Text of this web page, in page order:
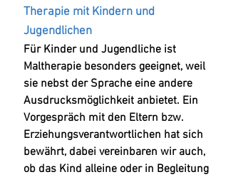
Therapie mit Kindern und
Jugendlichen
Für Kinder und Jugendliche ist
Maltherapie besonders geeignet, weil
sie nebst der Sprache eine andere
Ausdrucksmöglichkeit anbietet. Ein
Vorgespräch mit den Eltern bzw.
Erziehungsverantwortlichen hat sich
bewährt, dabei vereinbaren wir auch,
ob das Kind alleine oder in Begleitung